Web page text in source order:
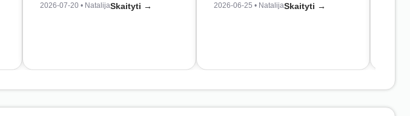
2026-07-20 • NatalijaSkaityti → 2026-06-25 • NatalijaSkaityti →